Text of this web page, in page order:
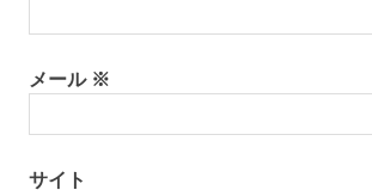
メール ※
サイト